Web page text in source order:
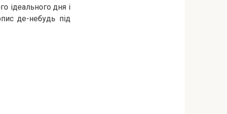
ідеального дня і
де-небудь під